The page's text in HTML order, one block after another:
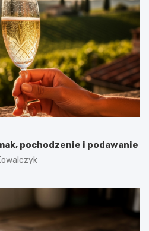
pochodzenie i podawanie